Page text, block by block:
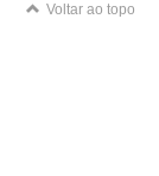
Voltar ao topo